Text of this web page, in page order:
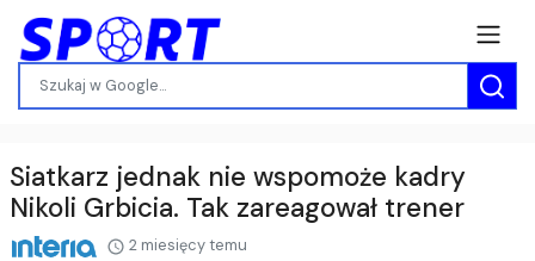
Siatkarz jednak nie wspomoże kadry
Nikoli Grbicia. Tak zareagował trener
2 miesięcy temu